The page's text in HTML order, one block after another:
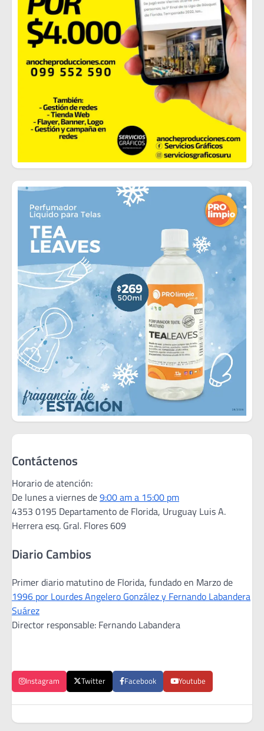
Contáctenos
Horario de atención:
De lunes a viernes de9:00 am a 15:00 pm
4353 0195 Departamento de Florida, Uruguay Luis A.
Herrera esq. Gral. Flores 609
Diario Cambios
Primer diario matutino de Florida, fundado en Marzo de
1996 por Lourdes Angelero González y Fernando Labandera
Suárez
Director responsable: Fernando Labandera
Instagram Twitter Facebook Youtube